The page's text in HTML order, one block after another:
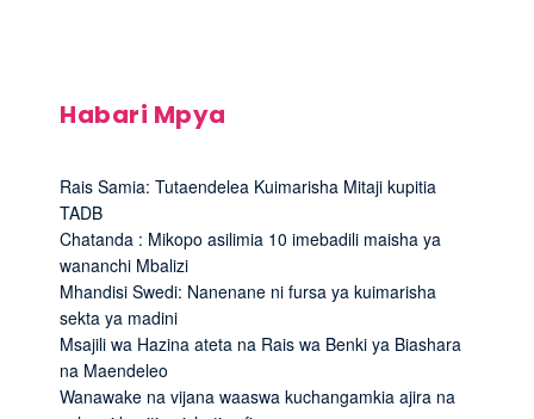
Habari Mpya
Rais Samia: Tutaendelea Kuimarisha Mitaji kupitia
TADB
Chatanda : Mikopo asilimia 10 imebadili maisha ya
wananchi Mbalizi
Mhandisi Swedi: Nanenane ni fursa ya kuimarisha
sekta ya madini
Msajili wa Hazina ateta na Rais wa Benki ya Biashara
na Maendeleo
Wanawake na vijana waaswa kuchangamkia ajira na